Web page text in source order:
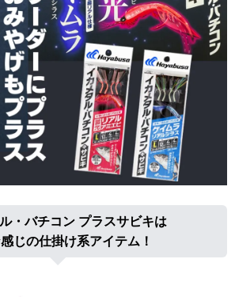
・バチコン プラスサビキは
じの仕掛け系アイテム！